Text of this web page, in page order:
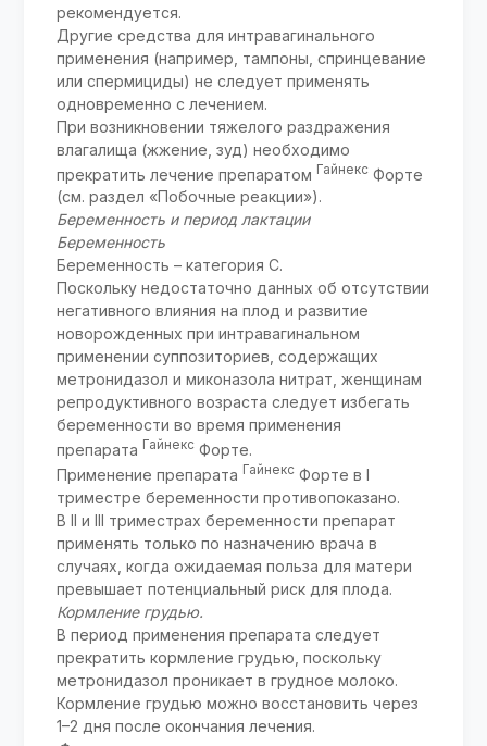
рекомендуется.
Другие средства для интравагинального
применения (например, тампоны, спринцевание
или спермициды) не следует применять
одновременно с лечением.
При возникновении тяжелого раздражения
влагалища (жжение, зуд) необходимо
прекратить лечение препаратом Гайнекс Форте
(см. раздел «Побочные реакции»).
Беременность и период лактации
Беременность
Беременность – категория C.
Поскольку недостаточно данных об отсутствии
негативного влияния на плод и развитие
новорожденных при интравагинальном
применении суппозиториев, содержащих
метронидазол и миконазола нитрат, женщинам
репродуктивного возраста следует избегать
беременности во время применения
препарата Гайнекс Форте.
Применение препарата Гайнекс Форте в I
триместре беременности противопоказано.
В ІІ и ІІІ триместрах беременности препарат
применять только по назначению врача в
случаях, когда ожидаемая польза для матери
превышает потенциальный риск для плода.
Кормление грудью.
В период применения препарата следует
прекратить кормление грудью, поскольку
метронидазол проникает в грудное молоко.
Кормление грудью можно восстановить через
1–2 дня после окончания лечения.